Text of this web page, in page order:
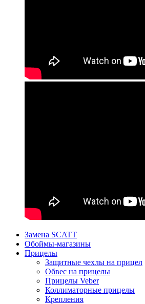
Замена SCATT
Обоймы-магазины
Прицелы
Защитные чехлы на прицел
Обвес на прицелы
Прицелы Veber
Коллиматорные прицелы
Крепления